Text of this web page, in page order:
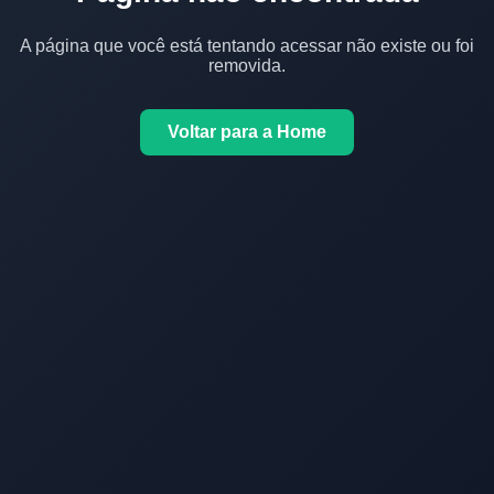
A página que você está tentando acessar não existe ou foi
removida.
Voltar para a Home